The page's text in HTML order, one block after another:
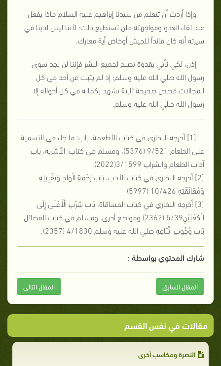
وإذا أردتَ أن تتعلم من سيدنا إبراهيم عليه السلام ماذا يفعل
عند لقاء العدو ومواجهته فلن تستطيع ذلك؛ لأننا ليس لدينا في
سيرته أنه كان قائداً للجيش أوخاض أية معارك.
إذن، لكي نأتي بقدوة تصلح لجميع البشر فإننا لن نجد سوى
رسول الله صلي الله عليه وسلم؛ إذ لم يثبت عن أحد في كل
المجالات قصص صحيحة ثابتة تشهد بكماله في كل أحواله إلا
رسول الله صلي الله عليه وسلم.
[1] أخرجه البخاري في كتاب الأطعمة، باب: ما جاء في التسمية
على الطعام 9/521 (5376)، ومسلم في كتاب: الأشربة، باب
آداب الطعام والشراب 3/1599(2022).
[2] أخرجه البخاري في كتاب الأدب، بَاب رَحْمَةِ الْوَلَدِ وَتَقْبِيلِهِ
وَمُعَانَقَتِهِ 10/426 (5997)
[3] أخرجه البخاري في كتاب المساقاة، بَاب شِرْبِ الْأَعْلَى إِلَى
الْكَعْبَيْنِ5/39 (2362) ومواضع أخرى، ومسلم في كتاب الفضائل
بَاب وُجُوبِ اتِّبَاعِهِ صلي الله عليه وسلم 4/1830 (2357).
شارك المحتوي بواسطة :
المقال السابق المقال التالى
مقالات في نفس القسم
النصرة ومكاسب أخرى